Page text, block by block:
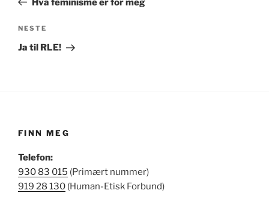
Neste
innlegg
NESTE
Ja til RLE!
FINN MEG
Telefon:
930 83 015 (Primært nummer)
919 28 130 (Human-Etisk Forbund)